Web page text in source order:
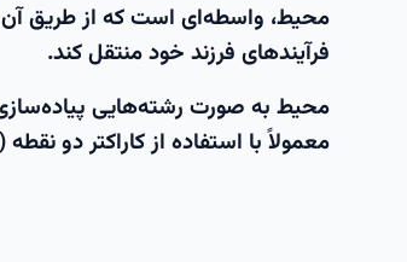
محیط، واسطه‌ای است که از طریق آن
فرآیندهای فرزند خود منتقل کند.
محیط به صورت رشته‌هایی
معمولاً با استفاده از کاراکتر دو